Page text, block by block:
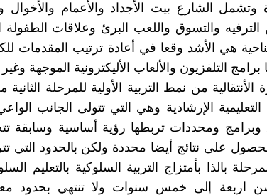
وتشمل الشارع بيت الأجداد والأعمام
الترفيه والتسوق واللعب البرئ وعلاقات الطفولة
هي الأشد وقعا في أعادة ترتيب المقدمات
برامج التلفزيون والألعاب الأليكترونية الموجهة
الأنتقالية من نمط التربية الأولية للمرحلة
التعليمية الإرشادية وهي التي تتولى الجانب
وبرامج ومحددات تربطها رؤية أساسية
على نتائج أيضا محددة ولكن بالحدود التي
بالذا بأمتزاج التربية السلوكية بالتعليم
اربعة إلى خمس سنوات ولا تنتهي بحدود